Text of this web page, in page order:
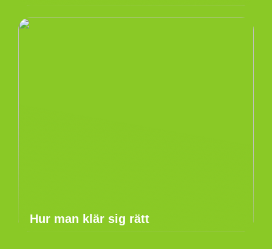
Hur man klär sig rätt